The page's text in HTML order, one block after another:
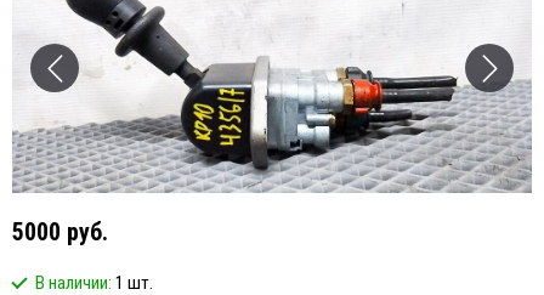
5000 руб.
В наличии: 1 шт.